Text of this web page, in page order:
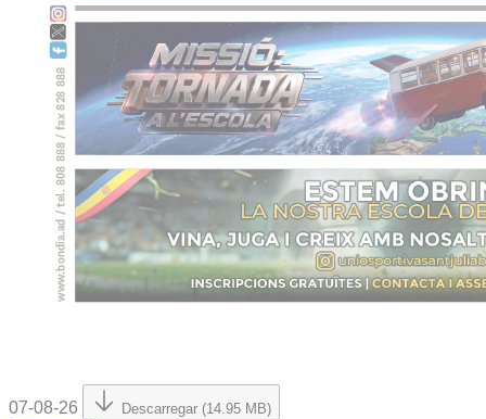
07-08-26 Descarregar (14.95 MB)